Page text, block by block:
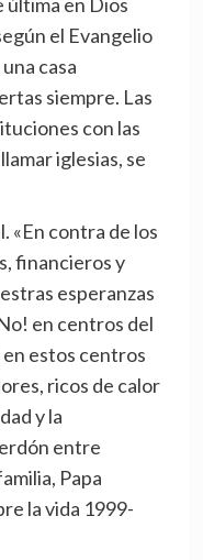
en Dios
el Evangelio
casa
siempre. Las
con las
iglesias, se
«En contra de los
financieros y
esperanzas
en centros del
estos centros
ricos de calor
y la
entre
Papa
la vida 1999-